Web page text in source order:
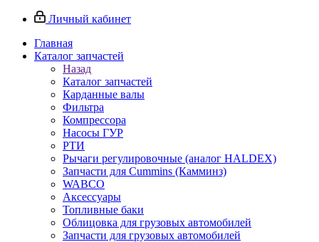
Личный кабинет
Главная
Каталог запчастей
Назад
Каталог запчастей
Карданные валы
Фильтра
Компрессора
Насосы ГУР
РТИ
Рычаги регулировочные (аналог HALDEX)
Запчасти для Cummins (Камминз)
WABCO
Аксессуары
Топливные баки
Облицовка для грузовых автомобилей
Запчасти для грузовых автомобилей